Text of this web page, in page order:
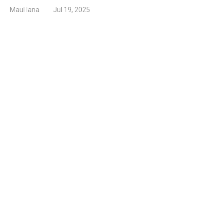
Maul lana Jul 19, 2025